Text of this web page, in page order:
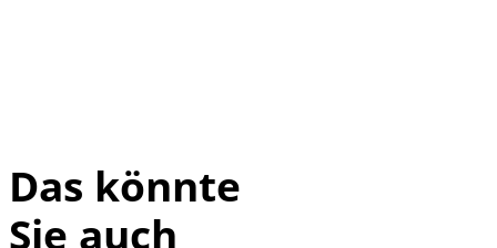
Das könnte
Sie auch